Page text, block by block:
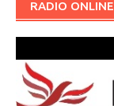
RADIO ONLINE